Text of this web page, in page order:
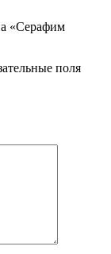
«Серафим
поля